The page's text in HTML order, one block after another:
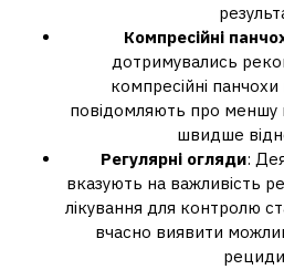
Компресійні
дотримувались
компресійні
повідомляють про меншу
швидше
Регулярні огляди:
вказують на важливість
лікування для контролю
вчасно виявити